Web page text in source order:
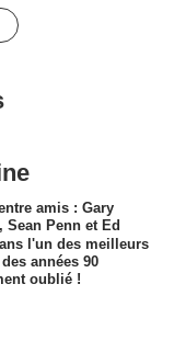
amis : Gary
Sean Penn et Ed
l'un des meilleurs
années 90
oublié !